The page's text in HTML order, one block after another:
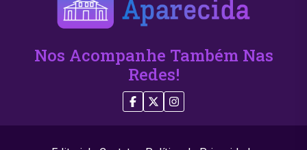
Nos Acompanhe Também Nas
Redes!